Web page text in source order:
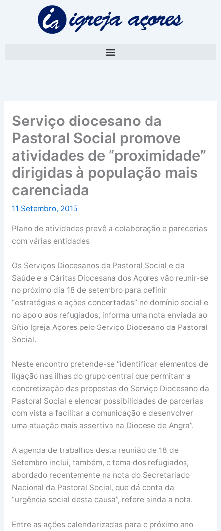
Serviço diocesano da
Pastoral Social promove
atividades de “proximidade”
dirigidas à população mais
carenciada
11 Setembro, 2015
Plano de atividades prevê a colaboração e parecerias
com várias entidades
Os Serviços Diocesanos da Pastoral Social e da
Saúde e a Cáritas Diocesana dos Açores vão reunir-se
no próximo dia 18 de setembro para definir
“estratégias e ações concertadas” no domínio social e
no apoio aos refugiados, informa uma nota enviada ao
Sítio Igreja Açores pelo Serviço Diocesano da Pastoral
Social.
Neste encontro pretende-se “identificar elementos de
ligação nas ilhas do grupo central que permitam a
concretização das propostas do Serviço Diocesano da
Pastoral Social e elencar possibilidades de parcerias
com vista a facilitar a comunicação e desenvolver
uma atuação mais assertiva na Diocese de Angra”.
A agenda de trabalhos desta reunião de 18 de
Setembro inclui, também, o tema dos refugiados,
abordado recentemente na nota do Secretariado
Nacional da Pastoral Social, que dá conta da
“urgência social desta causa”, refere ainda a nota.
Entre as ações calendarizadas para o próximo ano